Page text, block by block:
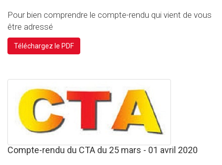
Pour bien comprendre le compte-rendu qui vient de vous
être adressé
Téléchargez le PDF
Compte-rendu du CTA du 25 mars - 01 avril 2020